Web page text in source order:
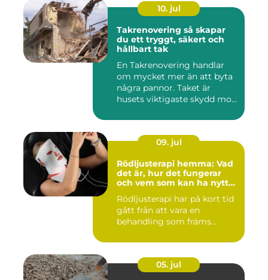
10. jul
Takrenovering så skapar
du ett tryggt, säkert och
hållbart tak
En Takrenovering handlar
om mycket mer än att byta
några pannor. Taket är
husets viktigaste skydd mo...
09. jul
Rödljusterapi hemma: Vad
det är, hur det fungerar
och vem som kan ha nytta
Rödljusterapi har på kort tid
gått från att vara en
behandling som främs...
05. jul